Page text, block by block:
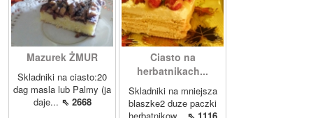
Mazurek ŻMUR
Skladniki na ciasto:20
dag masla lub Palmy (ja
daje... ⇖ 2668
Ciasto na
herbatnikach...
Skladniki na mniejsza
blaszke2 duze paczki